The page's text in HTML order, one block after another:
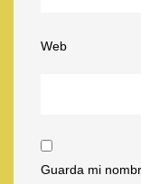
Web
Guarda mi